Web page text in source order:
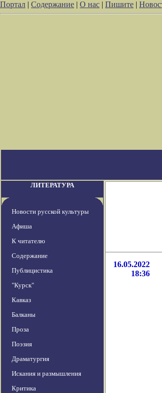
Портал | Содержание | О нас | Пишите |
ЛИТЕРАТУРА
Новости русской культуры
Афиша
К читателю
Содержание
Публицистика
"Курск"
Кавказ
Балканы
Проза
Поэзия
Драматургия
Искания и размышления
Критика
16.05.2022
18:36